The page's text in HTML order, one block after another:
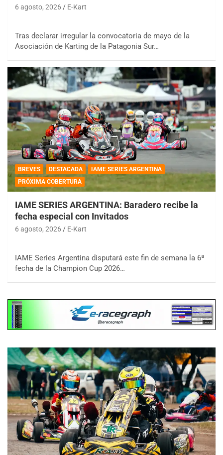
6 agosto, 2026 E-Kart
Tras declarar irregular la convocatoria de mayo de la
Asociación de Karting de la Patagonia Sur…
BREVES DESTACADA
IAME SERIES ARGENTINA
PRÓXIMA COBERTURA
IAME SERIES ARGENTINA: Baradero recibe la
fecha especial con Invitados
6 agosto, 2026 E-Kart
IAME Series Argentina disputará este fin de semana la 6ª
fecha de la Champion Cup 2026…